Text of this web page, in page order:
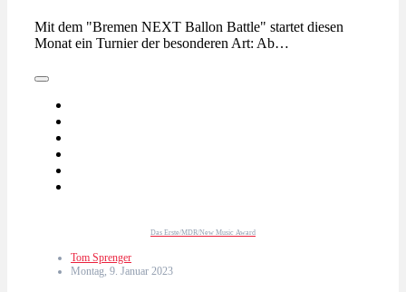
Mit dem "Bremen NEXT Ballon Battle" startet diesen
Monat ein Turnier der besonderen Art: Ab…
Das Erste/MDR/New Music Award
Tom Sprenger
Montag, 9. Januar 2023